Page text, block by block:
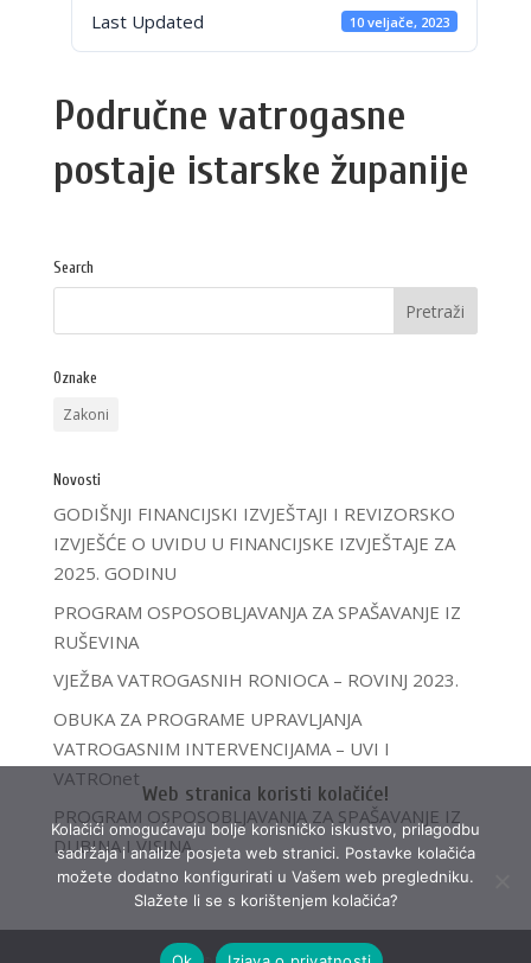
Last Updated 10 veljače, 2023
Područne vatrogasne
postaje istarske županije
Search
Oznake
Zakoni
Novosti
GODIŠNJI FINANCIJSKI IZVJEŠTAJI I REVIZORSKO
IZVJEŠĆE O UVIDU U FINANCIJSKE IZVJEŠTAJE ZA
2025. GODINU
PROGRAM OSPOSOBLJAVANJA ZA SPAŠAVANJE IZ
RUŠEVINA
VJEŽBA VATROGASNIH RONIOCA – ROVINJ 2023.
OBUKA ZA PROGRAME UPRAVLJANJA
VATROGASNIM INTERVENCIJAMA – UVI I
VATROnet
PROGRAM OSPOSOBLJAVANJA ZA SPAŠAVANJE IZ
DUBINA I VISINA
Web stranica koristi kolačiće!
Kolačići omogućavaju bolje korisničko iskustvo, prilagodbu
sadržaja i analize posjeta web stranici. Postavke kolačića
možete dodatno konfigurirati u Vašem web pregledniku.
Slažete li se s korištenjem kolačića?